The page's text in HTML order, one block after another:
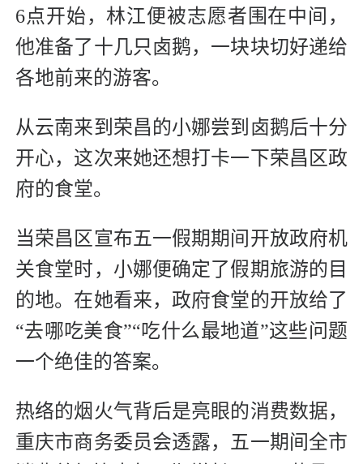
6点开始，林江便被志愿者围在中间，
他准备了十几只卤鹅，一块块切好递给
各地前来的游客。
从云南来到荣昌的小娜尝到卤鹅后十分
开心，这次来她还想打卡一下荣昌区政
府的食堂。
当荣昌区宣布五一假期期间开放政府机
关食堂时，小娜便确定了假期旅游的目
的地。在她看来，政府食堂的开放给了
“去哪吃美食”“吃什么最地道”这些问题
一个绝佳的答案。
热络的烟火气背后是亮眼的消费数据，
重庆市商务委员会透露，五一期间全市